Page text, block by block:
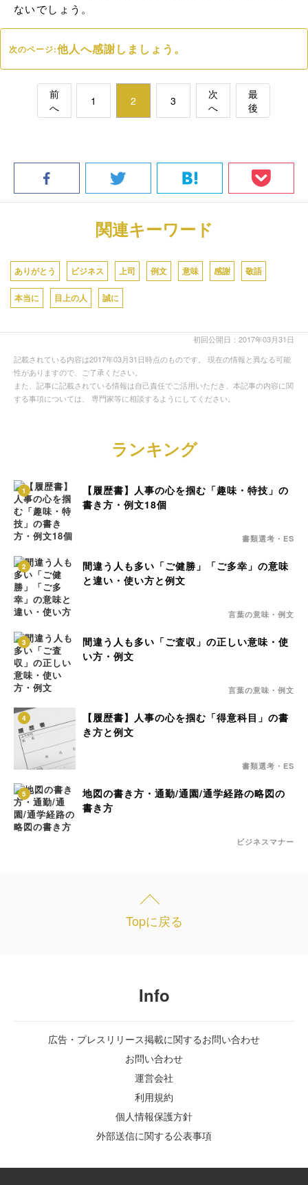
ないでしょう。
次のページ:他人へ感謝しましょう。
前
へ
1 2 3
次
へ
最
後
関連キーワード
ありがとう ビジネス 上司 例文 意味 感謝 敬語
本当に 目上の人 誠に
初回公開日：2017年03月31日
記載されている内容は2017年03月31日時点のものです。 現在の情報と異なる可能
性がありますので、ご了承ください。
また、記事に記載されている情報は自己責任でご活用いただき、本記事の内容に関
する事項については、 専門家等に相談するようにしてください。
ランキング
1
【履歴書】人事の心を掴む「趣味・特技」の
書き方・例文18個
書類選考・ES
2
間違う人も多い「ご健勝」「ご多幸」の意味
と違い・使い方と例文
言葉の意味・例文
3
間違う人も多い「ご査収」の正しい意味・使
い方・例文
言葉の意味・例文
4
【履歴書】人事の心を掴む「得意科目」の書
き方と例文
書類選考・ES
5
地図の書き方・通勤/通園/通学経路の略図の
書き方
ビジネスマナー
Topに戻る
Info
広告・プレスリリース掲載に関するお問い合わせ
お問い合わせ
運営会社
利用規約
個人情報保護方針
外部送信に関する公表事項